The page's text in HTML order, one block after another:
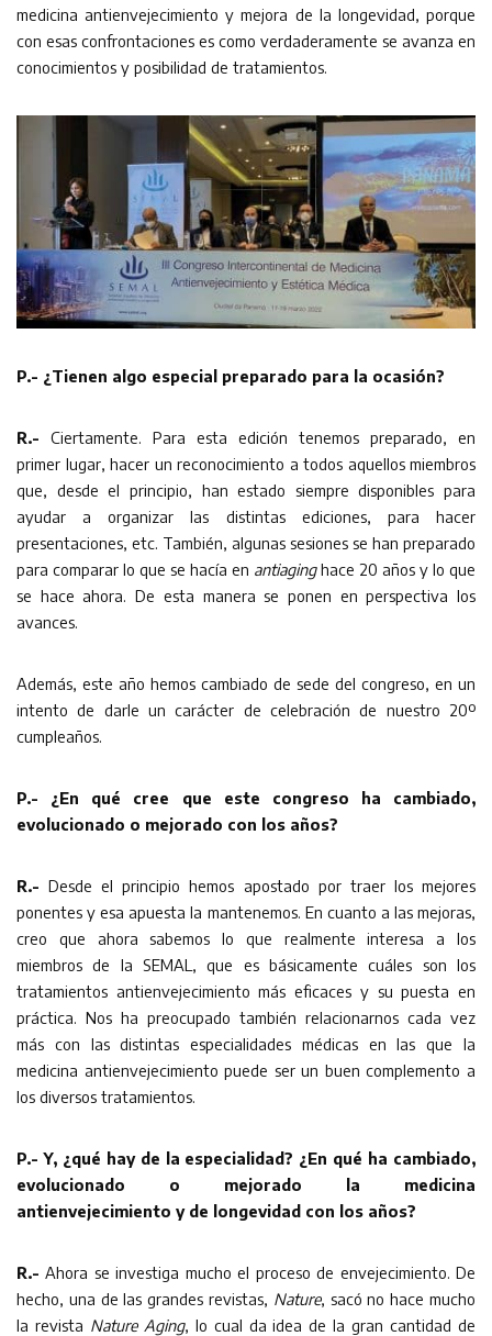
medicina antienvejecimiento y mejora de la longevidad, porque
con esas confrontaciones es como verdaderamente se avanza en
conocimientos y posibilidad de tratamientos.
P.- ¿Tienen algo especial preparado para la ocasión?
R.- Ciertamente. Para esta edición tenemos preparado, en
primer lugar, hacer un reconocimiento a todos aquellos miembros
que, desde el principio, han estado siempre disponibles para
ayudar a organizar las distintas ediciones, para hacer
presentaciones, etc. También, algunas sesiones se han preparado
para comparar lo que se hacía en antiaginghace 20 años y lo que
se hace ahora. De esta manera se ponen en perspectiva los
avances.
Además, este año hemos cambiado de sede del congreso, en un
intento de darle un carácter de celebración de nuestro 20º
cumpleaños.
P.- ¿En qué cree que este congreso ha cambiado,
evolucionado o mejorado con los años?
R.-Desde el principio hemos apostado por traer los mejores
ponentes y esa apuesta la mantenemos. En cuanto a las mejoras,
creo que ahora sabemos lo que realmente interesa a los
miembros de la SEMAL, que es básicamente cuáles son los
tratamientos antienvejecimiento más eficaces y su puesta en
práctica. Nos ha preocupado también relacionarnos cada vez
más con las distintas especialidades médicas en las que la
medicina antienvejecimiento puede ser un buen complemento a
los diversos tratamientos.
P.- Y, ¿qué hay de la especialidad? ¿En qué ha cambiado,
evolucionado o mejorado la medicina
antienvejecimiento y de longevidad con los años?
R.-Ahora se investiga mucho el proceso de envejecimiento. De
hecho, una de las grandes revistas, Nature, sacó no hace mucho
la revista Nature Aging, lo cual da idea de la gran cantidad de